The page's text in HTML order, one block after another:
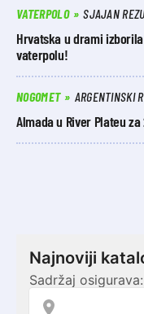
VATERPOLO SJAJAN
Hrvatska u drami
vaterpolu!
NOGOMET ARGENTINSKI
Almada u River Plateu